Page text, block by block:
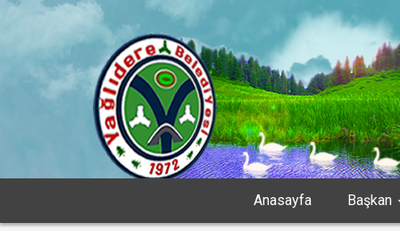
Anasayfa Başkan